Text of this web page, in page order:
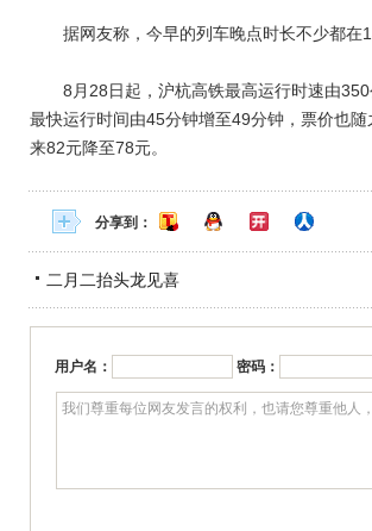
据网友称，今早的列车晚点时长不少都在1
8月28日起，沪杭高铁最高运行时速由350
最快运行时间由45分钟增至49分钟，票价也
来82元降至78元。
分享到：
二月二抬头龙见喜
用户名： 密码：